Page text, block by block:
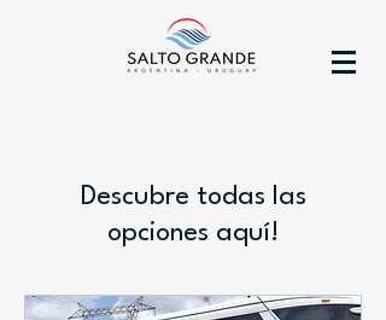
Descubre todas las
opciones aquí!